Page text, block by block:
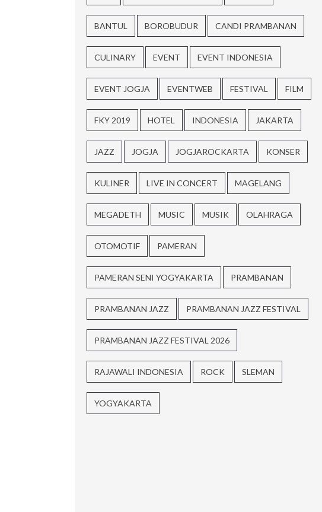
BANTUL BOROBUDUR CANDI PRAMBANAN
CULINARY EVENT EVENT INDONESIA
EVENT JOGJA EVENTWEB FESTIVAL FILM
FKY 2019 HOTEL INDONESIA JAKARTA
JAZZ JOGJA JOGJAROCKARTA KONSER
KULINER LIVE IN CONCERT MAGELANG
MEGADETH MUSIC MUSIK OLAHRAGA
OTOMOTIF PAMERAN
PAMERAN SENI YOGYAKARTA PRAMBANAN
PRAMBANAN JAZZ PRAMBANAN JAZZ FESTIVAL
PRAMBANAN JAZZ FESTIVAL 2026
RAJAWALI INDONESIA ROCK SLEMAN
YOGYAKARTA